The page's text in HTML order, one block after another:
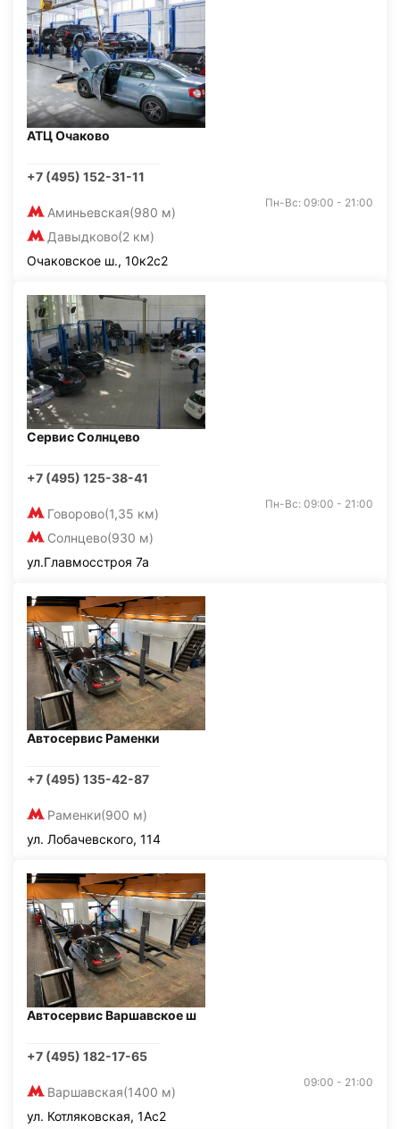
АТЦ Очаково
+7 (495) 152-31-11
Аминьевская(980 м)
Давыдково(2 км)
Пн-Вс: 09:00 - 21:00
Очаковское ш., 10к2с2
Сервис Солнцево
+7 (495) 125-38-41
Говорово(1,35 км)
Солнцево(930 м)
Пн-Вс: 09:00 - 21:00
ул.Главмосстроя 7а
Автосервис Раменки
+7 (495) 135-42-87
Раменки(900 м)
ул. Лобачевского, 114
Автосервис Варшавское ш
+7 (495) 182-17-65
Варшавская(1400 м)
09:00 - 21:00
ул. Котляковская, 1Ас2